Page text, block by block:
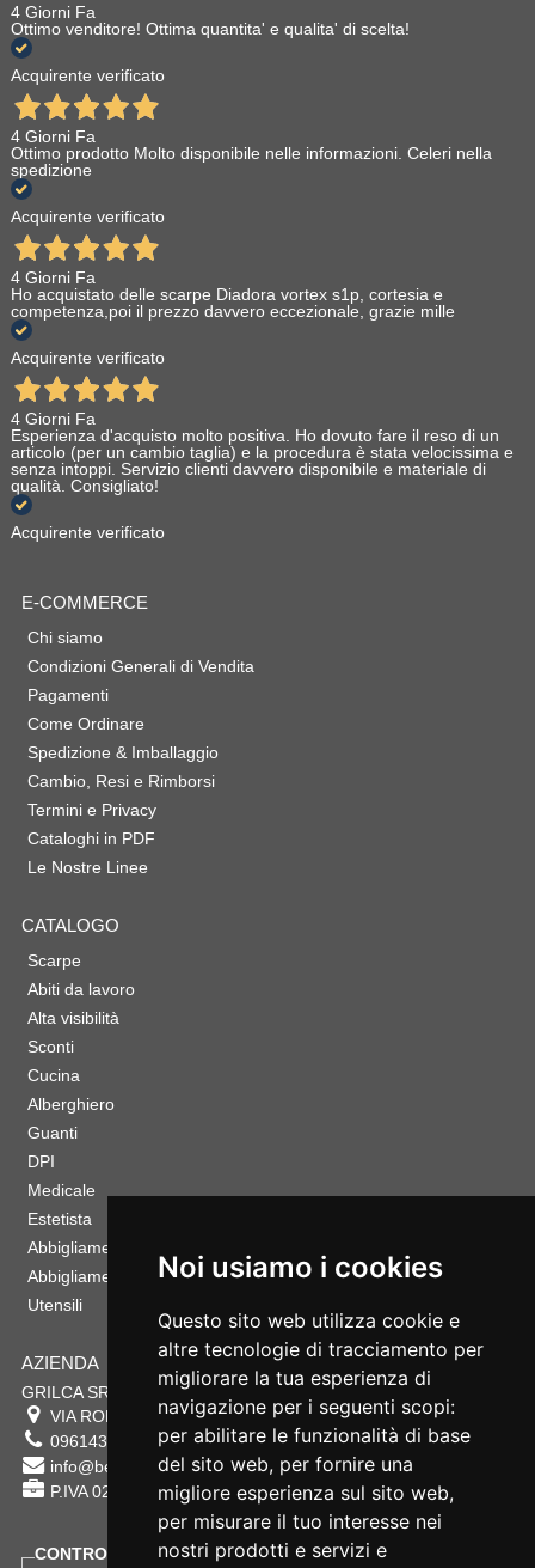
Noi usiamo i cookies
Questo sito web utilizza cookie e
altre tecnologie di tracciamento per
migliorare la tua esperienza di
navigazione per i seguenti scopi:
per abilitare le funzionalità di base
del sito web, per fornire una
migliore esperienza sul sito web,
per misurare il tuo interesse nei
nostri prodotti e servizi e
4 Giorni Fa
Ottimo venditore! Ottima quantita' e qualita' di scelta!
Acquirente verificato
4 Giorni Fa
Ottimo prodotto Molto disponibile nelle informazioni. Celeri nella
spedizione
Acquirente verificato
4 Giorni Fa
Ho acquistato delle scarpe Diadora vortex s1p, cortesia e
competenza,poi il prezzo davvero eccezionale, grazie mille
Acquirente verificato
4 Giorni Fa
Esperienza d'acquisto molto positiva. Ho dovuto fare il reso di un
articolo (per un cambio taglia) e la procedura è stata velocissima e
senza intoppi. Servizio clienti davvero disponibile e materiale di
qualità. Consigliato!
Acquirente verificato
E-COMMERCE
Chi siamo
Condizioni Generali di Vendita
Pagamenti
Come Ordinare
Spedizione & Imballaggio
Cambio, Resi e Rimborsi
Termini e Privacy
Cataloghi in PDF
Le Nostre Linee
CATALOGO
Scarpe
Abiti da lavoro
Alta visibilità
Sconti
Cucina
Alberghiero
Guanti
DPI
Medicale
Estetista
Abbigliamento Sportivo
Abbigliamento Bambino
Utensili
AZIENDA
GRILCA SRL
VIA ROMA 180 88054 SERSALE CZ
0961432177
info@bestsafety.it
P.IVA 02342180797
CONTROLLA LO STATO DEL TUO ORDINE